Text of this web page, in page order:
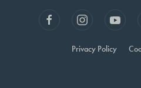
Privacy Policy